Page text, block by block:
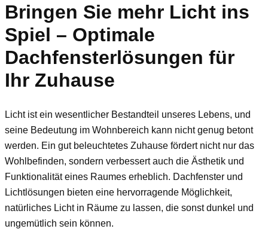
Bringen Sie mehr Licht ins
Spiel – Optimale
Dachfensterlösungen für
Ihr Zuhause
Licht ist ein wesentlicher Bestandteil unseres Lebens, und
seine Bedeutung im Wohnbereich kann nicht genug betont
werden. Ein gut beleuchtetes Zuhause fördert nicht nur das
Wohlbefinden, sondern verbessert auch die Ästhetik und
Funktionalität eines Raumes erheblich. Dachfenster und
Lichtlösungen bieten eine hervorragende Möglichkeit,
natürliches Licht in Räume zu lassen, die sonst dunkel und
ungemütlich sein können.